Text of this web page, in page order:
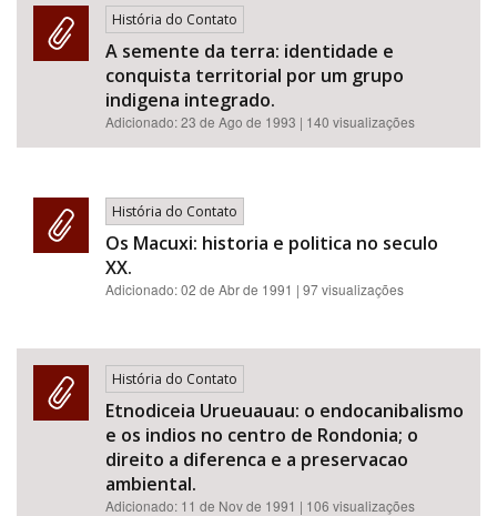
História do Contato
A semente da terra: identidade e
conquista territorial por um grupo
indigena integrado.
Adicionado:23 de Ago de 1993 | 140 visualizações
História do Contato
Os Macuxi: historia e politica no seculo
XX.
Adicionado:02 de Abr de 1991 | 97 visualizações
História do Contato
Etnodiceia Urueuauau: o endocanibalismo
e os indios no centro de Rondonia; o
direito a diferenca e a preservacao
ambiental.
Adicionado: 11 de Nov de 1991 | 106 visualizações